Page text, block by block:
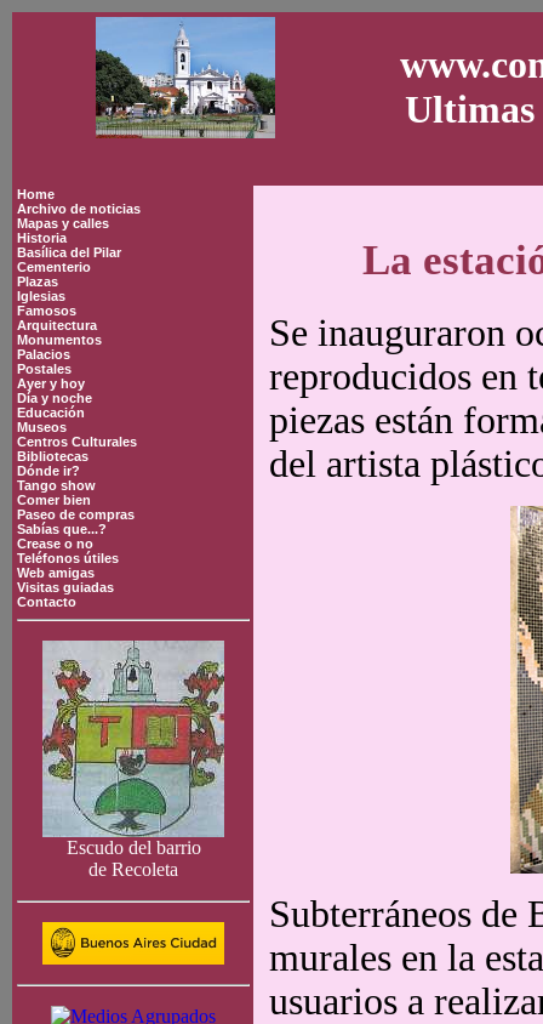
Ultimas
Home
Archivo de noticias
Mapas y calles
Historia
Basílica del Pilar
Cementerio
Plazas
Iglesias
Famosos
Arquitectura
Monumentos
Palacios
Postales
Ayer y hoy
Día y noche
Educación
Museos
Centros Culturales
Bibliotecas
Dónde ir?
Tango show
Comer bien
Paseo de compras
Sabías que...?
Crease o no
Teléfonos útiles
Web amigas
Visitas guiadas
Contacto
Escudo del barrio
de Recoleta
La
Se inauguraron
reproducidos en
piezas están
del artista
Subterráneos de
murales en la
usuarios a